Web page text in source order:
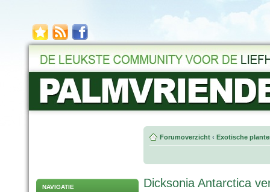
NAVIGATIE
Forumoverzicht ‹ Exotische
Dicksonia Antarctica